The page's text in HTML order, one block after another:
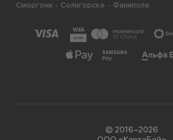
Сморгони
Солигорске Фаниполе
© 2016−2026